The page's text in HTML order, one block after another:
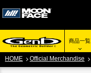
商品一覧
HOME Official Merchandise